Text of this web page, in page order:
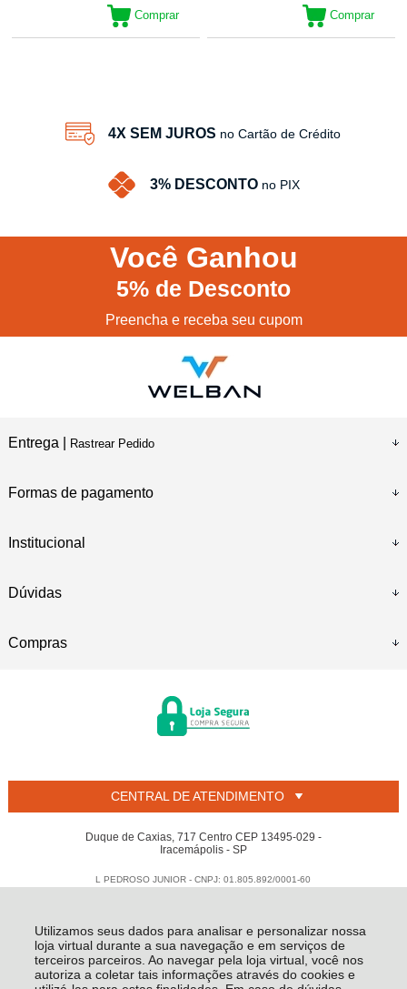
Utilizamos seus dados para analisar e personalizar nossa
loja virtual durante a sua navegação e em serviços de
terceiros parceiros. Ao navegar pela loja virtual, você nos
autoriza a coletar tais informações através do cookies e
Comprar Comprar
4X SEM JUROS no Cartão de Crédito
3% DESCONTO no PIX
Você Ganhou
5% de Desconto
Preencha e receba seu cupom
Entrega | Rastrear Pedido
Formas de pagamento
Institucional
Dúvidas
Compras
CENTRAL DE ATENDIMENTO
Duque de Caxias, 717 Centro CEP 13495-029 -
Iracemápolis - SP
L PEDROSO JUNIOR - CNPJ: 01.805.892/0001-60